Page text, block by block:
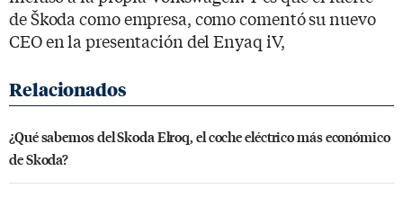
de Škoda como empresa, como comentó su nuevo
CEO en la presentación del Enyaq iV,
¿Qué sabemos del Skoda Elroq, el coche eléctrico más económico
de Skoda?